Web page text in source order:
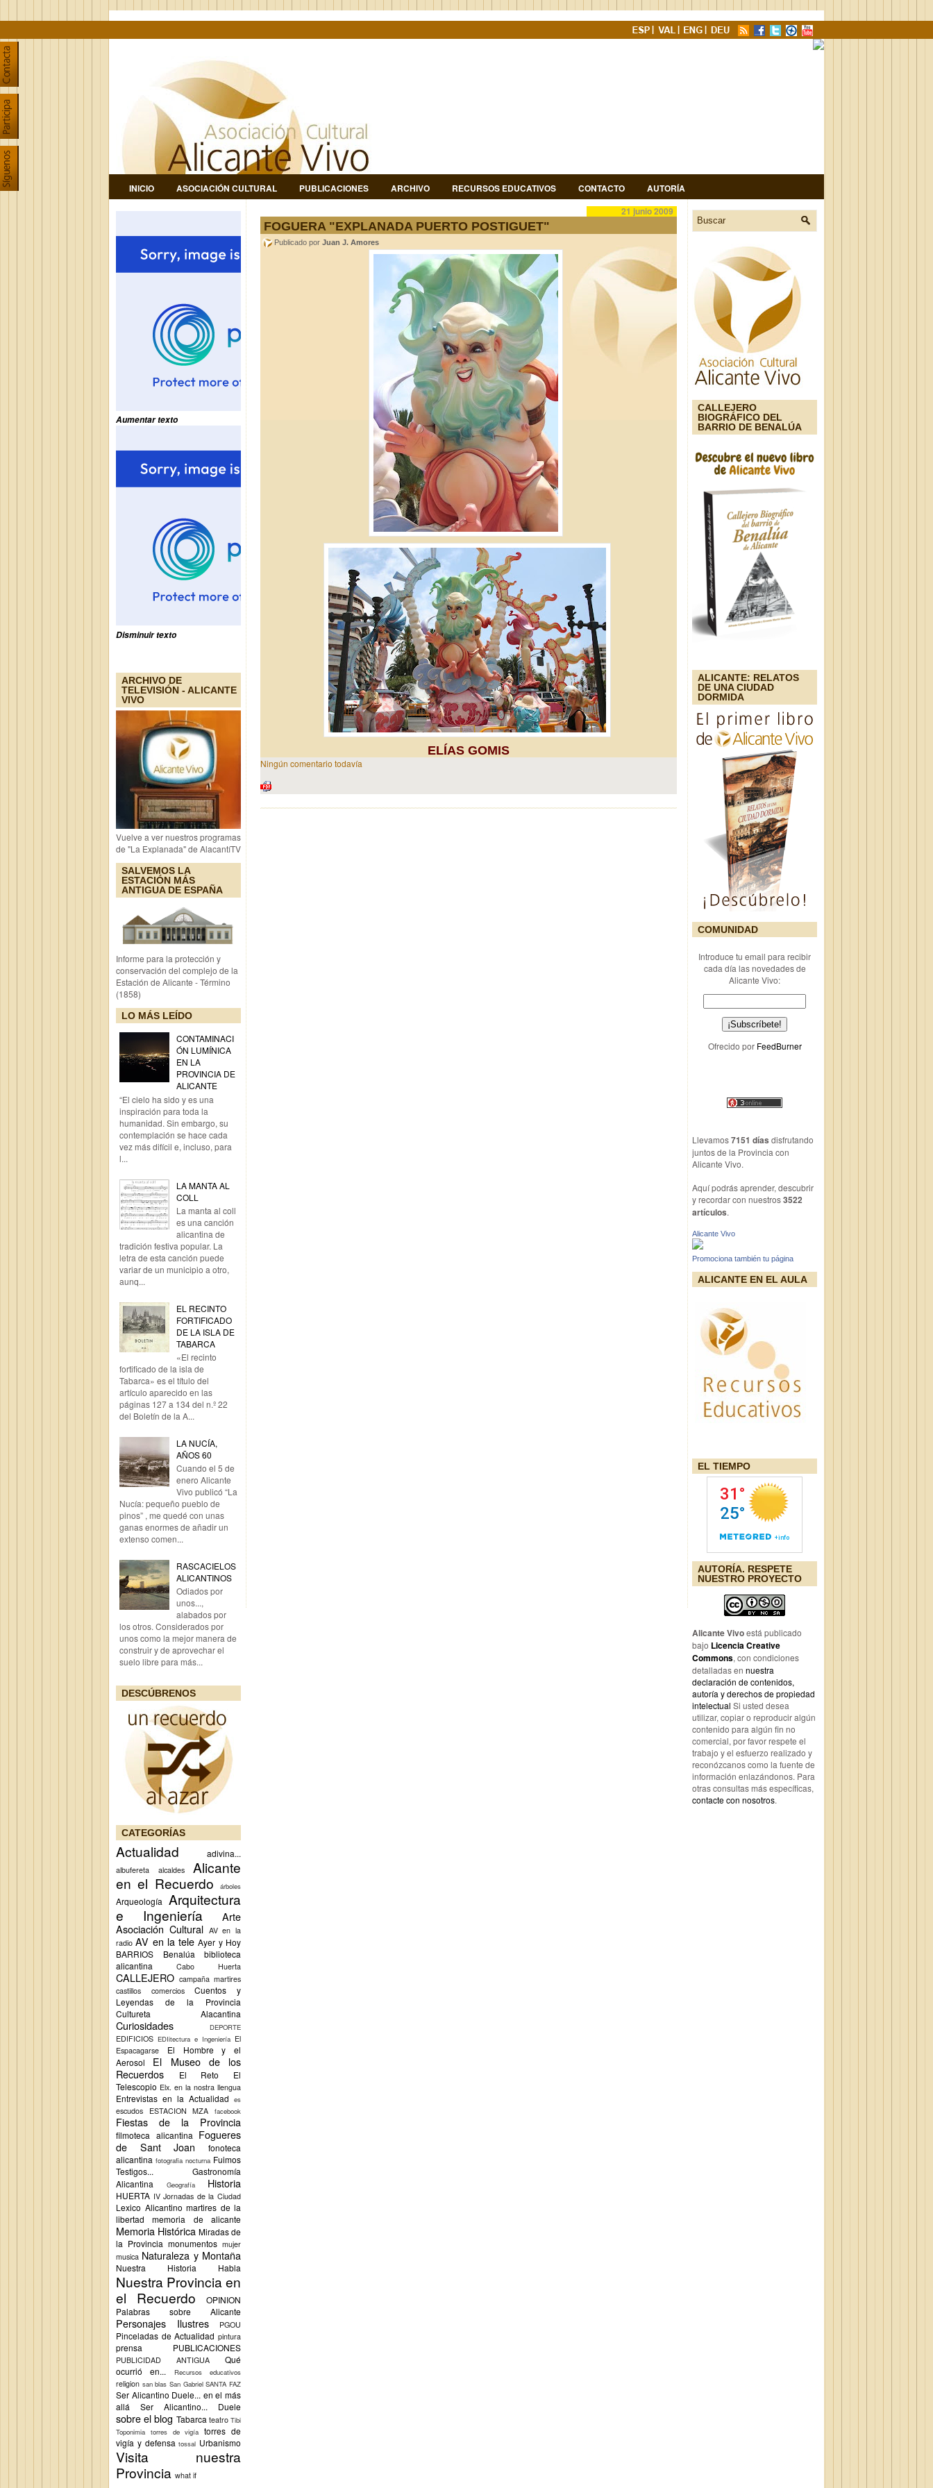
INICIO ASOCIACIÓN CULTURAL PUBLICACIONES ARCHIVO RECURSOS EDUCATIVOS CONTACTO AUTORÍA
Aumentar texto
Disminuir texto
ARCHIVO DE
TELEVISIÓN - ALICANTE
VIVO
Vuelve a ver nuestros programas
de "La Explanada" de AlacantíTV
SALVEMOS LA
ESTACIÓN MÁS
ANTIGUA DE ESPAÑA
Informe para la protección y
conservación del complejo de la
Estación de Alicante - Término
(1858)
LO MÁS LEÍDO
CONTAMINACI
ÓN LUMÍNICA
EN LA
PROVINCIA DE
ALICANTE
“El cielo ha sido y es una
inspiración para toda la
humanidad. Sin embargo, su
contemplación se hace cada
vez más difícil e, incluso, para
l...
LA MANTA AL
COLL
La manta al coll
es una canción
alicantina de
tradición festiva popular. La
letra de esta canción puede
variar de un municipio a otro,
aunq...
EL RECINTO
FORTIFICADO
DE LA ISLA DE
TABARCA
«El recinto
fortificado de la isla de
Tabarca» es el título del
artículo aparecido en las
páginas 127 a 134 del n.º 22
del Boletín de la A...
LA NUCÍA,
AÑOS 60
Cuando el 5 de
enero Alicante
Vivo publicó “La
Nucía: pequeño pueblo de
pinos” , me quedé con unas
ganas enormes de añadir un
extenso comen...
RASCACIELOS
ALICANTINOS
Odiados por
unos...,
alabados por
los otros. Considerados por
unos como la mejor manera de
construir y de aprovechar el
suelo libre para más...
DESCÚBRENOS
CATEGORÍAS
Actualidad adivina...
albufereta alcaldes
Alicante
en el Recuerdo
árboles
Arqueología Arquitectura
e Ingeniería
Arte
Asociación Cultural AV en la
radio AV en la tele Ayer y Hoy
BARRIOS
Benalúa
biblioteca
alicantina
Cabo Huerta
CALLEJERO campaña martires
castillos
comercios
Cuentos y
Leyendas de la Provincia
Cultureta Alacantina
Curiosidades DEPORTE
EDIFICIOS EDIitectura e Ingeniería El
Espacagarse
El Hombre y el
Aerosol
El Museo de los
Recuerdos
El Reto
El
Telescopio Elx. en la nostra llengua
Entrevistas en la Actualidad es
escudos ESTACION MZA facebook
Fiestas de la Provincia
filmoteca alicantina Fogueres
de Sant Joan
fonoteca
alicantina fotografia nocturna Fuimos
Testigos...
Gastronomía
Alicantina
Geografía Historia
HUERTA IV Jornadas de la Ciudad
Lexico Alicantino martires de la
libertad
memoria de alicante
Memoria Histórica Miradas de
la Provincia monumentos mujer
musica Naturaleza y Montaña
Nuestra Historia Habla
Nuestra Provincia en
el Recuerdo
OPINION
Palabras sobre Alicante
Personajes Ilustres PGOU
Pinceladas de Actualidad pintura
prensa PUBLICACIONES
PUBLICIDAD ANTIGUA
Qué
ocurrió en...
Recursos educativos
religion san blas San Gabriel SANTA FAZ
Ser Alicantino Duele... en el más
allá
Ser Alicantino... Duele
sobre el blog Tabarca teatro Tibi
Toponimia torres de vigía torres de
vigía y defensa tossal Urbanismo
Visita nuestra
Provincia what if
21 junio 2009
FOGUERA "EXPLANADA PUERTO POSTIGUET"
Publicado por Juan J. Amores
ELÍAS GOMIS
Ningún comentario todavía
CALLEJERO
BIOGRÁFICO DEL
BARRIO DE BENALÚA
ALICANTE: RELATOS
DE UNA CIUDAD
DORMIDA
COMUNIDAD
Introduce tu email para recibir
cada día las novedades de
Alicante Vivo:
Ofrecido por FeedBurner
Llevamos7151 días disfrutando
juntos de la Provincia con
Alicante Vivo.
Aquí podrás aprender, descubrir
y recordar con nuestros3522
artículos.
Alicante Vivo
Promociona también tu página
ALICANTE EN EL AULA
EL TIEMPO
AUTORÍA. RESPETE
NUESTRO PROYECTO
Alicante Vivoestá publicado
bajo Licencia Creative
Commons, con condiciones
detalladas en nuestra
declaración de contenidos,
autoría y derechos de propiedad
intelectual Si usted desea
utilizar, copiar o reproducir algún
contenido para algún fin no
comercial, por favor respete el
trabajo y el esfuerzo realizado y
reconózcanos como la fuente de
información enlazándonos. Para
otras consultas más específicas,
contacte con nosotros.